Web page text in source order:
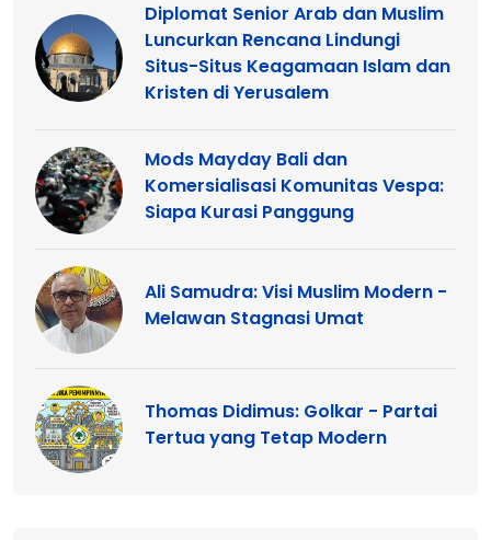
Diplomat Senior Arab dan Muslim
Luncurkan Rencana Lindungi
Situs-Situs Keagamaan Islam dan
Kristen di Yerusalem
Mods Mayday Bali dan
Komersialisasi Komunitas Vespa:
Siapa Kurasi Panggung
Ali Samudra: Visi Muslim Modern -
Melawan Stagnasi Umat
Thomas Didimus: Golkar - Partai
Tertua yang Tetap Modern